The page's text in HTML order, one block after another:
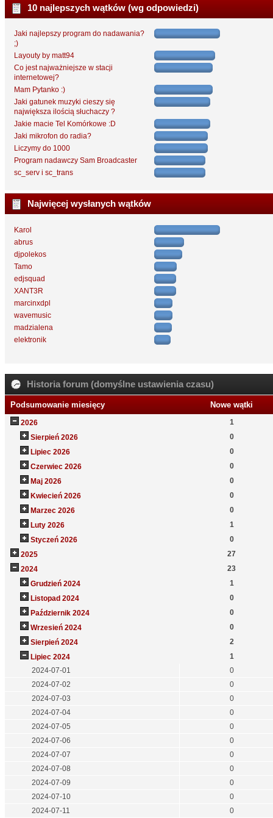
10 najlepszych wątków (wg odpowiedzi)
Jaki najlepszy program do nadawania?
;)
Layouty by matt94
Co jest najważniejsze w stacji
internetowej?
Mam Pytanko :)
Jaki gatunek muzyki cieszy się
największa ilością słuchaczy ?
Jakie macie Tel Komórkowe :D
Jaki mikrofon do radia?
Liczymy do 1000
Program nadawczy Sam Broadcaster
sc_serv i sc_trans
Najwięcej wysłanych wątków
Karol
abrus
djpolekos
Tamo
edjsquad
XANT3R
marcinxdpl
wavemusic
madzialena
elektronik
Historia forum (domyślne ustawienia czasu)
Podsumowanie miesięcy Nowe wątki
2026
1
Sierpień 2026
0
Lipiec 2026
0
Czerwiec 2026
0
Maj 2026
0
Kwiecień 2026
0
Marzec 2026
0
Luty 2026
1
Styczeń 2026
0
2025
27
2024
23
Grudzień 2024
1
Listopad 2024
0
Październik 2024
0
Wrzesień 2024
0
Sierpień 2024
2
Lipiec 2024
1
2024-07-01
0
2024-07-02
0
2024-07-03
0
2024-07-04
0
2024-07-05
0
2024-07-06
0
2024-07-07
0
2024-07-08
0
2024-07-09
0
2024-07-10
0
2024-07-11
0